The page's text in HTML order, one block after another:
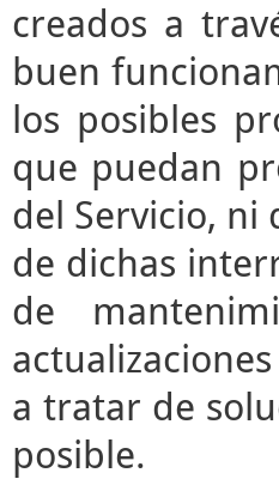
creados a
buen
los posibles
que puedan
del Servicio, ni
de dichas
de
a tratar de
posible.